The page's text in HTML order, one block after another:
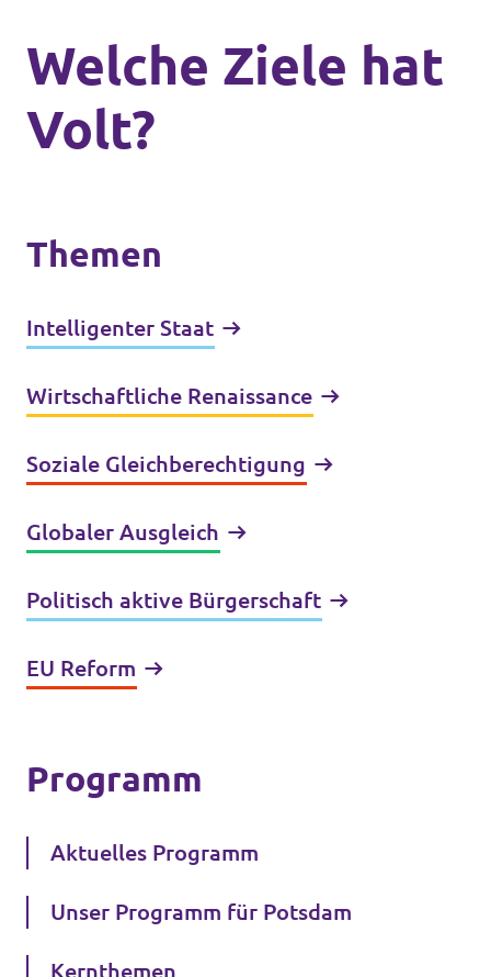
Welche Ziele hat
Volt?
Themen
Intelligenter Staat
Wirtschaftliche Renaissance
Soziale Gleichberechtigung
Globaler Ausgleich
Politisch aktive Bürgerschaft
EU Reform
Programm
Aktuelles Programm
Unser Programm für Potsdam
Kernthemen